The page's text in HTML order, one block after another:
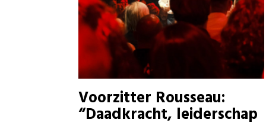
Voorzitter Rousseau:
“Daadkracht, leiderschap